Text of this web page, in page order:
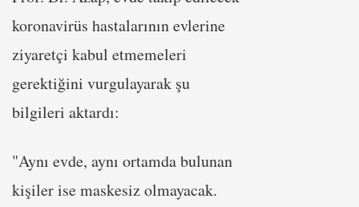
koronavirüs hastalarının evlerine
ziyaretçi kabul etmemeleri
gerektiğini vurgulayarak şu
bilgileri aktardı:
"Aynı evde, aynı ortamda bulunan
kişiler ise maskesiz olmayacak.